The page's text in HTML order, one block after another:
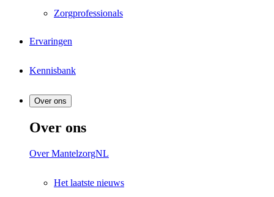
Zorgprofessionals
Ervaringen
Kennisbank
Over ons
Over ons
Over MantelzorgNL
Het laatste nieuws